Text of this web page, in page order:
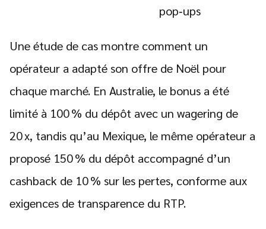
pop‑ups
Une étude de cas montre comment un
opérateur a adapté son offre de Noël pour
chaque marché. En Australie, le bonus a été
limité à 100 % du dépôt avec un wagering de
20 x, tandis qu’au Mexique, le même opérateur a
proposé 150 % du dépôt accompagné d’un
cashback de 10 % sur les pertes, conforme aux
exigences de transparence du RTP.